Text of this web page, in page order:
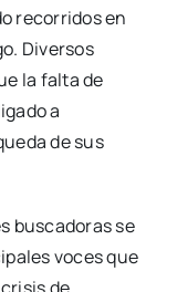
recorridos en
Diversos
la falta de
a
de sus
buscadoras se
voces que